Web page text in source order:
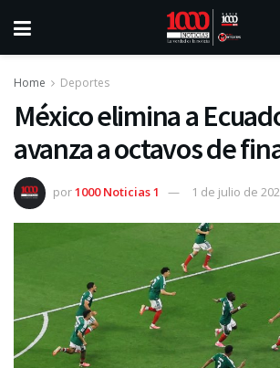
Home Deportes
México elimina a
avanza a octavos de
por1000 Noticias 1 1 de julio de